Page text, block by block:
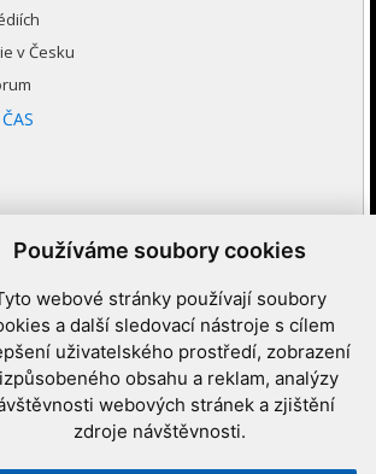
Používáme soubory cookies
webové stránky používají soubory
a další sledovací nástroje s cílem
uživatelského prostředí, zobrazení
obsahu a reklam, analýzy
webových stránek a zjištění
zdroje návštěvnosti.
v Česku
atmosféře
společnost|Hvězdárna a planetárium
spolupracuje se serverem Astro.cz